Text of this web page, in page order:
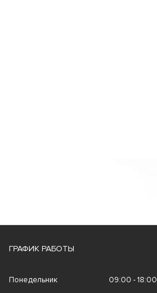
ГРАФИК РАБОТЫ
Понедельник 09:00 - 18:00